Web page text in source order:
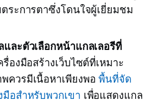
ระการตาซึ่งโดนใจผู้เยี่ยมชม
ละตัวเลือกหน้าแกลเลอรีที่
รื่องมือสร้างเว็บไซต์ที่เหมาะ
ควรมีเนื้อหาเพียงพอพื้นที่จัด
มือสำหรับพวกเขา เพื่อแสดงแกล